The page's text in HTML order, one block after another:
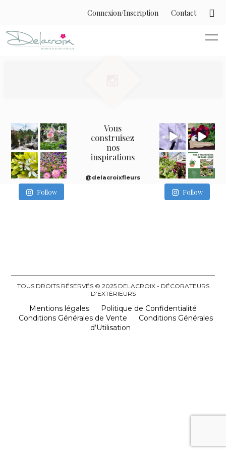
Connexion/Inscription Contact
Follow
Vous
construisez
nos
inspirations
@delacroixfleurs
Follow
TOUS DROITS RÉSERVÉS © 2025 DELACROIX - DÉCORATEURS
D’EXTÉRIEURS
Mentions légales
Politique de Confidentialité
Conditions Générales de Vente
Conditions Générales
d’Utilisation